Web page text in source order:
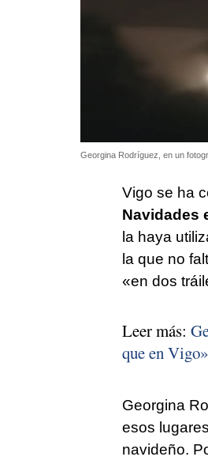
Georgina Rodríguez, en un
Vigo se ha
Navidades
la haya
la que no
«en dos
Leer más:
que en Vigo»
Georgina
esos
navideño.